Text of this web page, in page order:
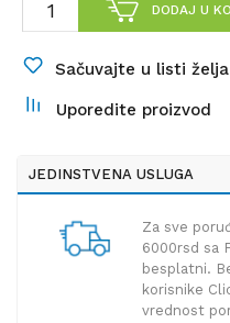
DODAJ U
Sačuvajte u listi želja
Uporedite proizvod
JEDINSTVENA USLUGA
Za sve
6000rsd sa
besplatni.
korisnike
vrednost